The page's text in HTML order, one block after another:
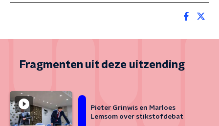
Fragmenten uit deze uitzending
Pieter Grinwis en Marloes
Lemsom over stikstofdebat